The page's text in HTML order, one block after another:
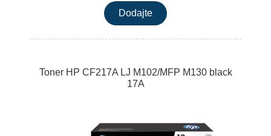
Toner HP CF217A LJ M102/MFP M130 black
17A